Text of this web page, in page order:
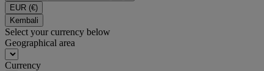
EUR (€)
Kembali
Select your currency below
Geographical area
Currency